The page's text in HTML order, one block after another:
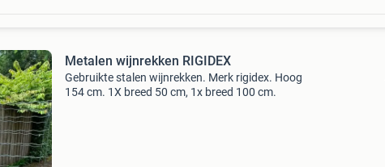
Metalen wijnrekken RIGIDEX
Gebruikte stalen wijnrekken. Merk rigidex. Hoog
154 cm. 1X breed 50 cm, 1x breed 100 cm.